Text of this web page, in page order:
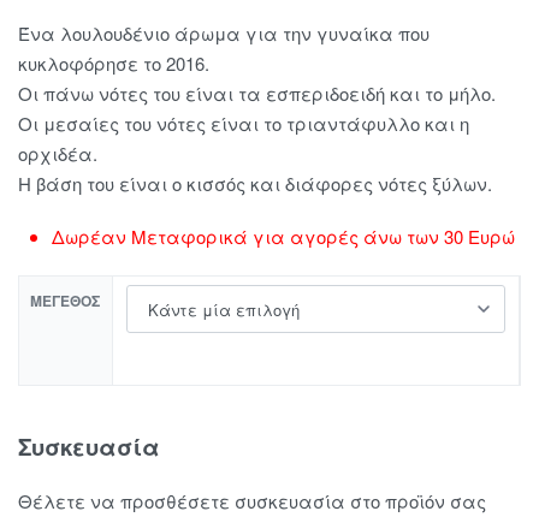
Ένα λουλουδένιο άρωμα για την γυναίκα που
κυκλοφόρησε το 2016.
Οι πάνω νότες του είναι τα εσπεριδοειδή και το μήλο.
Οι μεσαίες του νότες είναι το τριαντάφυλλο και η
ορχιδέα.
Η βάση του είναι ο κισσός και διάφορες νότες ξύλων.
Δωρέαν Μεταφορικά για αγορές άνω των 30 Ευρώ
ΜΈΓΕΘΟΣ
Συσκευασία
Θέλετε να προσθέσετε συσκευασία στο προϊόν σας